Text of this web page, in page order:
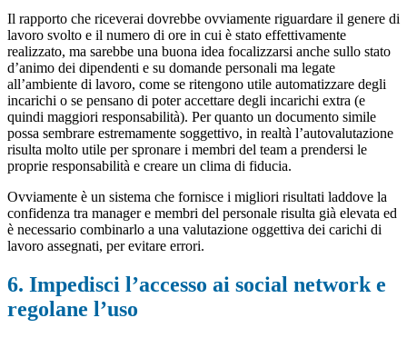
Il rapporto che riceverai dovrebbe ovviamente riguardare il genere di
lavoro svolto e il numero di ore in cui è stato effettivamente
realizzato, ma sarebbe una buona idea focalizzarsi anche sullo stato
d’animo dei dipendenti e su domande personali ma legate
all’ambiente di lavoro, come se ritengono utile automatizzare degli
incarichi o se pensano di poter accettare degli incarichi extra (e
quindi maggiori responsabilità). Per quanto un documento simile
possa sembrare estremamente soggettivo, in realtà l’autovalutazione
risulta molto utile per spronare i membri del team a prendersi le
proprie responsabilità e creare un clima di fiducia.
Ovviamente è un sistema che fornisce i migliori risultati laddove la
confidenza tra manager e membri del personale risulta già elevata ed
è necessario combinarlo a una valutazione oggettiva dei carichi di
lavoro assegnati, per evitare errori.
6. Impedisci l’accesso ai social network e
regolane l’uso